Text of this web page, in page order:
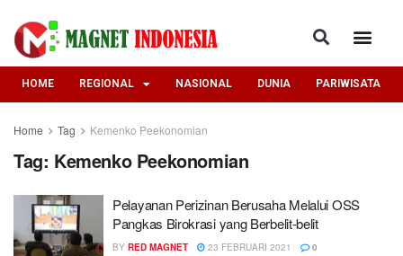
HOME REGIONAL NASIONAL DUNIA PARIWISATA
Home Tag Kemenko Peekonomian
Tag: Kemenko Peekonomian
Pelayanan Perizinan Berusaha Melalui OSS
Pangkas Birokrasi yang Berbelit-belit
BY RED MAGNET 23 FEBRUARI 2021 0